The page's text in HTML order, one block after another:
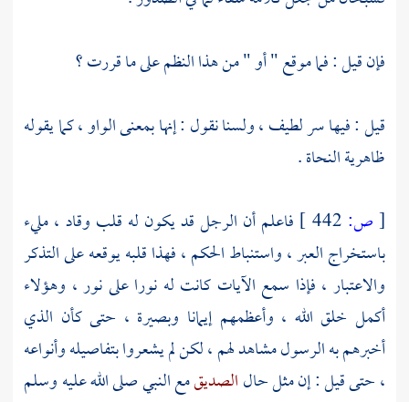
فإن قيل : فما موقع " أو " من هذا النظم على ما قررت ؟
قيل : فيها سر لطيف ، ولسنا نقول : إنها بمعنى الواو ، كما يقوله
ظاهرية النحاة .
[ص:
فاعلم أن الرجل قد يكون له قلب وقاد ، مليء
باستخراج العبر ، واستنباط الحكم ، فهذا قلبه يوقعه على التذكر
والاعتبار ، فإذا سمع الآيات كانت له نورا على نور ، وهؤلاء
أكمل خلق الله ، وأعظمهم إيمانا وبصيرة ، حتى كأن الذي
أخبرهم به الرسول مشاهد لهم ، لكن لم يشعروا بتفاصيله وأنواعه
، حتى قيل : إن مثل حالالصديقمع النبي صلى الله عليه وسلم